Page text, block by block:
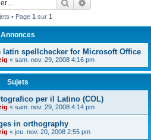
Rechercher
• Page 1 sur 1
Annonces
latin spellchecker for Microsoft Office
« sam. nov. 29, 2008 4:16 pm
Sujets
per il Latino (COL)
« sam. nov. 29, 2008 4:14 pm
in orthography
« jeu. nov. 20, 2008 2:55 pm